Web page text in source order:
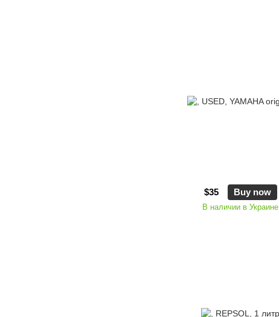
$35 Buy now
В наличии в Украине